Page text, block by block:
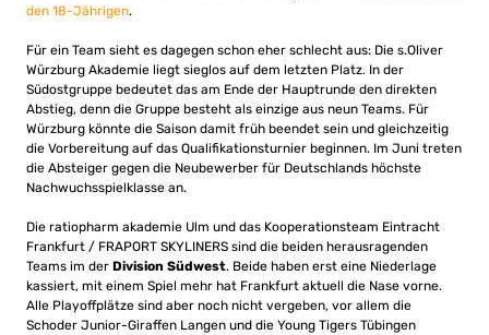
den 18-Jährigen.
Für ein Team sieht es dagegen schon eher schlecht aus: Die s.Oliver
Würzburg Akademie liegt sieglos auf dem letzten Platz. In der
Südostgruppe bedeutet das am Ende der Hauptrunde den direkten
Abstieg, denn die Gruppe besteht als einzige aus neun Teams. Für
Würzburg könnte die Saison damit früh beendet sein und gleichzeitig
die Vorbereitung auf das Qualifikationsturnier beginnen. Im Juni treten
die Absteiger gegen die Neubewerber für Deutschlands höchste
Nachwuchsspielklasse an.
Die ratiopharm akademie Ulm und das Kooperationsteam Eintracht
Frankfurt / FRAPORT SKYLINERS sind die beiden herausragenden
Teams im der Division Südwest. Beide haben erst eine Niederlage
kassiert, mit einem Spiel mehr hat Frankfurt aktuell die Nase vorne.
Alle Playoffplätze sind aber noch nicht vergeben, vor allem die
Schoder Junior-Giraffen Langen und die Young Tigers Tübingen